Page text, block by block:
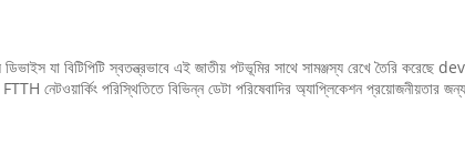
যা বিটিপিটি স্বতন্ত্রভাবে এই জাতীয় পটভূমির সাথে সামঞ্জস্য রেখে তৈরি করেছে
নেটওয়ার্কিং পরিস্থিতিতে বিভিন্ন ডেটা পরিষেবাদির অ্যাপ্লিকেশন